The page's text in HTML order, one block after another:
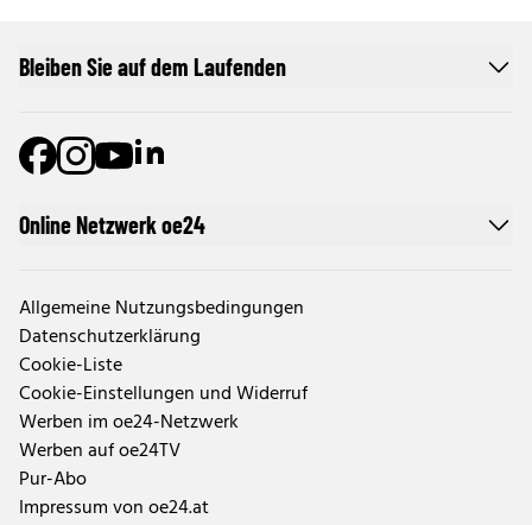
Online Netzwerk oe24
Allgemeine Nutzungsbedingungen
Datenschutzerklärung
Cookie-Liste
Cookie-Einstellungen und Widerruf
Werben im oe24-Netzwerk
Werben auf oe24TV
Pur-Abo
Impressum von oe24.at
Bleiben Sie auf dem Laufenden